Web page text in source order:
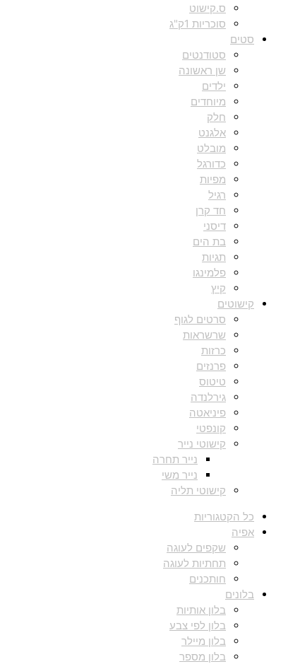
ס.קישוט
סוכריות 1ק"ג
סטים
סטודנטים
שן ראשונה
ילדים
מיוחדים
חלק
אלגנט
מובלט
כדורגל
מפיות
רגיל
חד קרן
דיסני
בת הים
תגיות
פלמינגו
קיץ
קישוטים
סרטים לגוף
שרשראות
כרזות
פרנזים
טיטוס
גירלנדה
פיניאטה
קונפטי
קישוטי נייר
נייר תחרה
נייר משי
קישוטי תליה
כל הקטגוריות
אפיה
שקפים לעוגה
תחתיות לעוגה
חותכנים
בלונים
בלון אותיות
בלון לפי צבע
בלון מיילר
בלון מספר